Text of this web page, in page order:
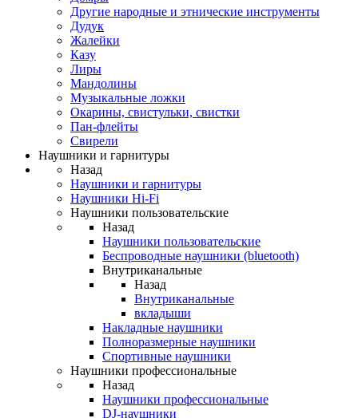
Другие народные и этнические инструменты
Дудук
Жалейки
Казу
Лиры
Мандолины
Музыкальные ложки
Окарины, свистульки, свистки
Пан-флейты
Свирели
Наушники и гарнитуры
Назад
Наушники и гарнитуры
Наушники Hi-Fi
Наушники пользовательские
Назад
Наушники пользовательские
Беспроводные наушники (bluetooth)
Внутриканальные
Назад
Внутриканальные
вкладыши
Накладные наушники
Полноразмерные наушники
Спортивные наушники
Наушники профессиональные
Назад
Наушники профессиональные
DJ-наушники